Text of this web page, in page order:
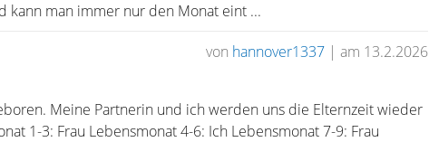
kann man immer nur den Monat eint ...
von hannover1337 | am 13.2.2026
Meine Partnerin und ich werden uns die Elternzeit wieder
1-3: Frau Lebensmonat 4-6: Ich Lebensmonat 7-9: Frau